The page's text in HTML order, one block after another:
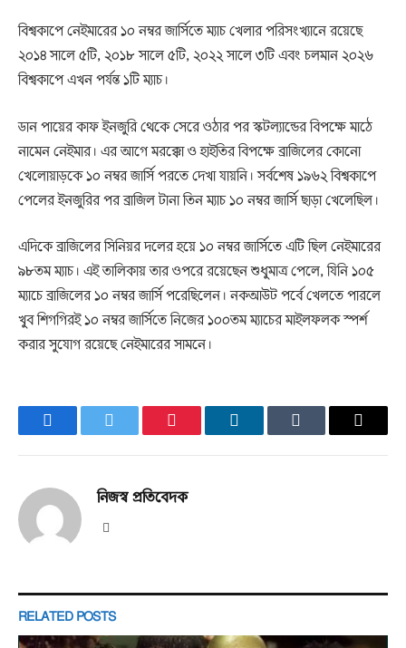
বিশ্বকাপে নেইমারের ১০ নম্বর জার্সিতে ম্যাচ খেলার পরিসংখ্যানে রয়েছে
২০১৪ সালে ৫টি, ২০১৮ সালে ৫টি, ২০২২ সালে ৩টি এবং চলমান ২০২৬
বিশ্বকাপে এখন পর্যন্ত ১টি ম্যাচ।
ডান পায়ের কাফ ইনজুরি থেকে সেরে ওঠার পর স্কটল্যান্ডের বিপক্ষে মাঠে
নামেন নেইমার। এর আগে মরক্কো ও হাইতির বিপক্ষে ব্রাজিলের কোনো
খেলোয়াড়কে ১০ নম্বর জার্সি পরতে দেখা যায়নি। সর্বশেষ ১৯৬২ বিশ্বকাপে
পেলের ইনজুরির পর ব্রাজিল টানা তিন ম্যাচ ১০ নম্বর জার্সি ছাড়া খেলেছিল।
এদিকে ব্রাজিলের সিনিয়র দলের হয়ে ১০ নম্বর জার্সিতে এটি ছিল নেইমারের
৯৮তম ম্যাচ। এই তালিকায় তার ওপরে রয়েছেন শুধুমাত্র পেলে, যিনি ১০৫
ম্যাচে ব্রাজিলের ১০ নম্বর জার্সি পরেছিলেন। নকআউট পর্বে খেলতে পারলে
খুব শিগগিরই ১০ নম্বর জার্সিতে নিজের ১০০তম ম্যাচের মাইলফলক স্পর্শ
করার সুযোগ রয়েছে নেইমারের সামনে।
FacebookTwitter PinterestLinkedInTumblr Email
নিজস্ব প্রতিবেদক
RELATED POSTS